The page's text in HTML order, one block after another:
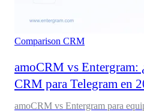
Comparison CRM
amoCRM vs Entergram:
CRM para Telegram en
amoCRM vs Entergram para